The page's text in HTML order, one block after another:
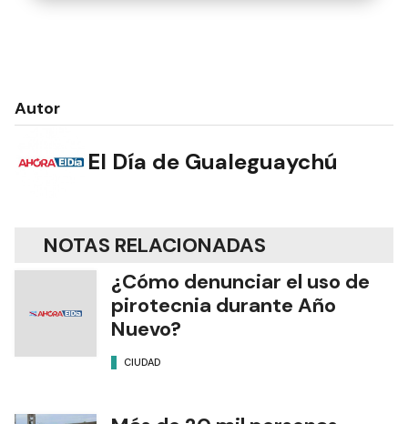
Autor
El Día de Gualeguaychú
NOTAS RELACIONADAS
¿Cómo denunciar el uso de
pirotecnia durante Año
Nuevo?
CIUDAD